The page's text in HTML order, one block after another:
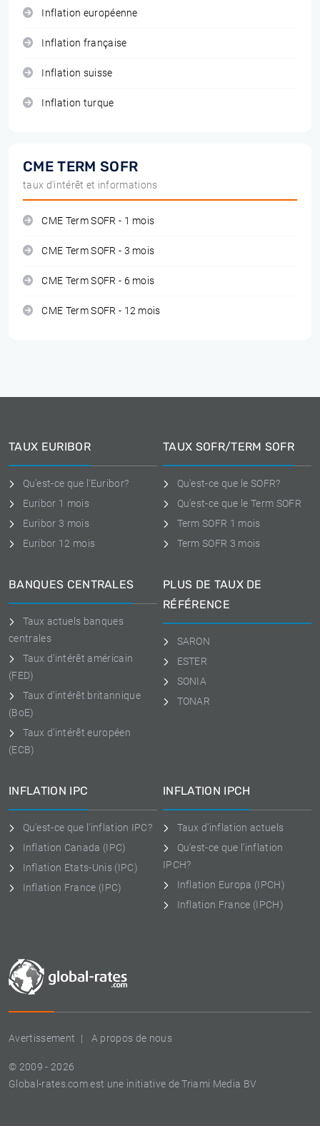
Inflation européenne
Inflation française
Inflation suisse
Inflation turque
CME TERM SOFR
taux d'intérêt et informations
CME Term SOFR - 1 mois
CME Term SOFR - 3 mois
CME Term SOFR - 6 mois
CME Term SOFR - 12 mois
Avertissement A propos de nous
© 2009 - 2026
Global-rates.com est une initiative de Triami Media BV
TAUX EURIBOR
Qu'est-ce que l'Euribor?
Euribor 1 mois
Euribor 3 mois
Euribor 12 mois
TAUX SOFR/TERM SOFR
Qu'est-ce que le SOFR?
Qu'est-ce que le Term SOFR
Term SOFR 1 mois
Term SOFR 3 mois
BANQUES CENTRALES
Taux actuels banques
centrales
Taux d'intérêt américain
(FED)
Taux d'intérêt britannique
(BoE)
Taux d'intérêt européen
(ECB)
PLUS DE TAUX DE
RÉFÉRENCE
SARON
ESTER
SONIA
TONAR
INFLATION IPC
Qu'est-ce que l'inflation IPC?
Inflation Canada (IPC)
Inflation Etats-Unis (IPC)
Inflation France (IPC)
INFLATION IPCH
Taux d'inflation actuels
Qu'est-ce que l'inflation
IPCH?
Inflation Europa (IPCH)
Inflation France (IPCH)